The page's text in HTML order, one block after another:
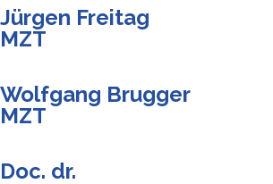
Jürgen Freitag
MZT
Wolfgang Brugger
MZT
Doc. dr.